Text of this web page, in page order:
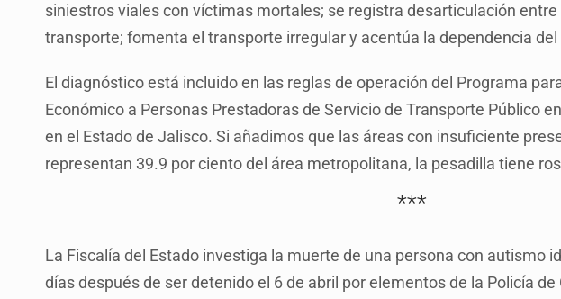
Entrega apoyos a afectados por lluvias en Oblatos
Accidentes resaltan en causas de muerte
El Senado de EE.UU. confirma a Todd Blanche, exabogado
siniestros viales con víctimas mortales; se registra desarticulación
transporte; fomenta el transporte irregular y acentúa la dependencia
El diagnóstico está incluido en las reglas de operación del Programa
Económico a Personas Prestadoras de Servicio de Transporte Público
en el Estado de Jalisco. Si añadimos que las áreas con insuficiente
representan 39.9 por ciento del área metropolitana, la pesadilla tiene
***
La Fiscalía del Estado investiga la muerte de una persona con autismo
días después de ser detenido el 6 de abril por elementos de la Policía